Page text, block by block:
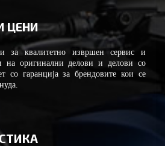
ЦЕНИ
за квалитетно извршен сервис и
на оригинални делови и делови со
со гаранција за брендовите кои се